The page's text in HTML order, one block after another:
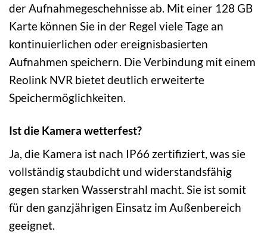
der Aufnahmegeschehnisse ab. Mit einer 128 GB
Karte können Sie in der Regel viele Tage an
kontinuierlichen oder ereignisbasierten
Aufnahmen speichern. Die Verbindung mit einem
Reolink NVR bietet deutlich erweiterte
Speichermöglichkeiten.
Ist die Kamera wetterfest?
Ja, die Kamera ist nach IP66 zertifiziert, was sie
vollständig staubdicht und widerstandsfähig
gegen starken Wasserstrahl macht. Sie ist somit
für den ganzjährigen Einsatz im Außenbereich
geeignet.